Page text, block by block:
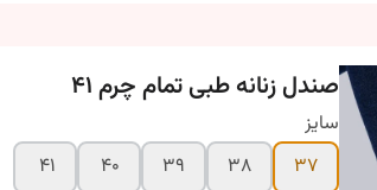
صندل زنانه طبی تمام چرم ۴۱
سایز
۳۷
۳۸ ۳۹ ۴۰
۴۱